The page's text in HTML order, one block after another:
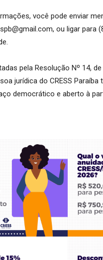
você pode enviar
ou ligar para
pela Resolução Nº 14,
jurídica do CRESS
democrático e aberto à